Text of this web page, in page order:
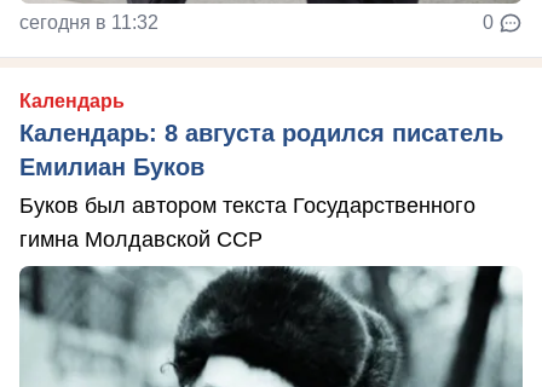
сегодня в 11:32 0
Календарь
Календарь: 8 августа родился писатель
Емилиан Буков
Буков был автором текста Государственного
гимна Молдавской ССР